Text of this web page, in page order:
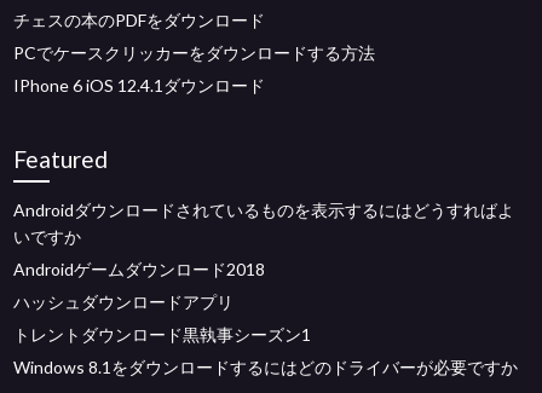
チェスの本のPDFをダウンロード
PCでケースクリッカーをダウンロードする方法
IPhone 6 iOS 12.4.1ダウンロード
Featured
Androidダウンロードされているものを表示するにはどうすればよ
いですか
Androidゲームダウンロード2018
ハッシュダウンロードアプリ
トレントダウンロード黒執事シーズン1
Windows 8.1をダウンロードするにはどのドライバーが必要ですか